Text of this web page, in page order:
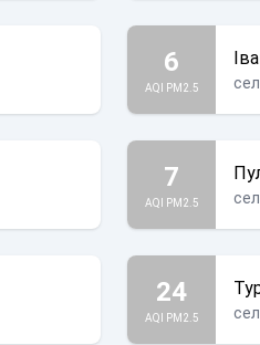
6
AQI PM2.5
7
AQI PM2.5
24
AQI PM2.5